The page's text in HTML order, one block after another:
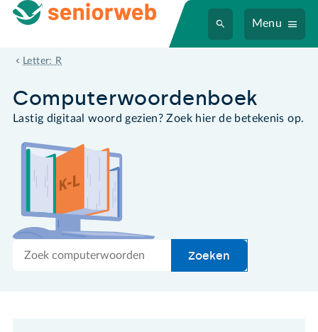
Menu
Letter: R
rootkit
Computer­woordenboek
Lastig digitaal woord gezien? Zoek hier de betekenis op.
Zoek
Zoeken